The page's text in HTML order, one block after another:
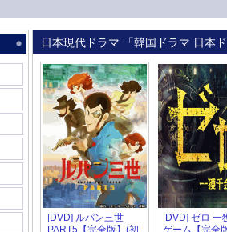
日本現代ドラマ 「韓国ドラマ 日本
[DVD] ルパン三世
PART5【完全版】(初
[DVD] ゼロ 一
ゲーム【完全